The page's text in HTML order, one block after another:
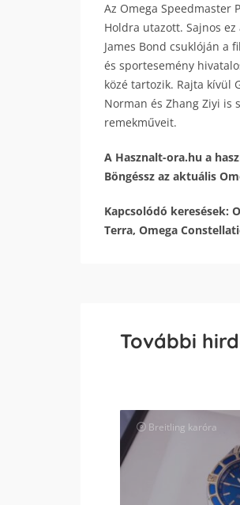
Az Omega Speedmaster
Holdra utazott. Sajnos
James Bond csuklóján a
és sportesemény
közé tartozik. Rajta kívül
Norman és Zhang Ziyi is
remekműveit.
A Hasznalt-ora.hu a
Böngéssz az aktuális
Kapcsolódó keresések:
Terra, Omega
További
Breitling karóra